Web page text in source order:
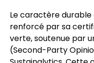
Le caractère
renforcé par sa
verte, soutenue par
(Second-Party